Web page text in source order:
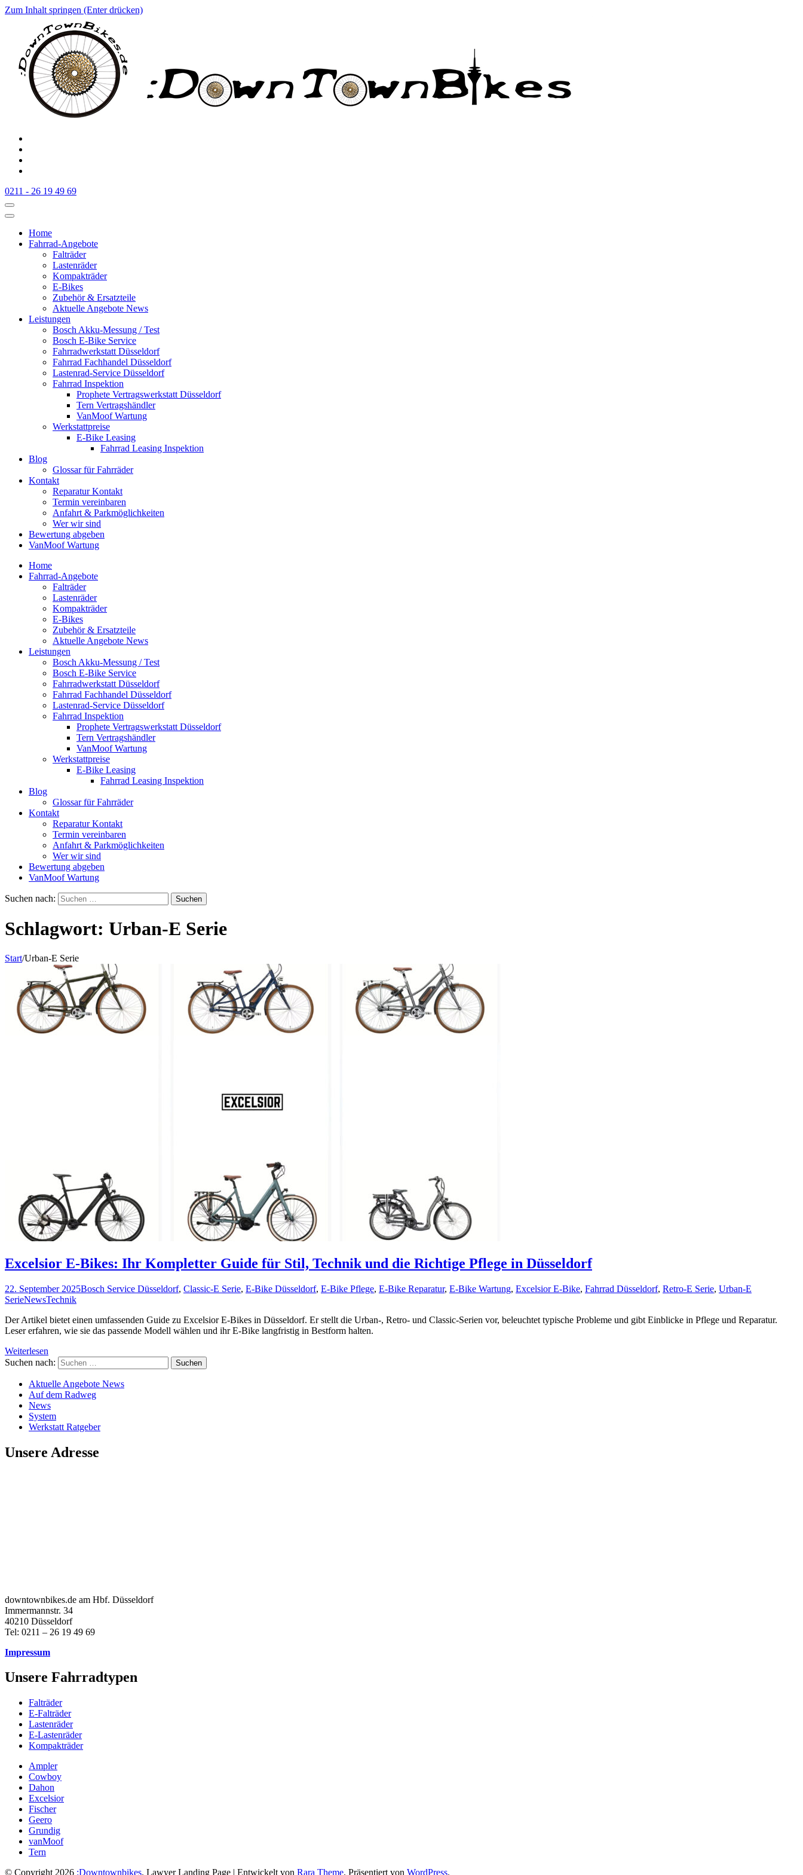
Zum Inhalt springen (Enter drücken)
:Downtownbikes
Der Fahrradladen in Düsseldorf am Hauptbahnhof
0211 - 26 19 49 69
Home
Fahrrad-Angebote
Falträder
Lastenräder
Kompakträder
E-Bikes
Zubehör & Ersatzteile
Aktuelle Angebote News
Leistungen
Bosch Akku-Messung / Test
Bosch E-Bike Service
Fahrradwerkstatt Düsseldorf
Fahrrad Fachhandel Düsseldorf
Lastenrad-Service Düsseldorf
Fahrrad Inspektion
Prophete Vertragswerkstatt Düsseldorf
Tern Vertragshändler
VanMoof Wartung
Werkstattpreise
E-Bike Leasing
Fahrrad Leasing Inspektion
Blog
Glossar für Fahrräder
Kontakt
Reparatur Kontakt
Termin vereinbaren
Anfahrt & Parkmöglichkeiten
Wer wir sind
Bewertung abgeben
VanMoof Wartung
Home
Fahrrad-Angebote
Falträder
Lastenräder
Kompakträder
E-Bikes
Zubehör & Ersatzteile
Aktuelle Angebote News
Leistungen
Bosch Akku-Messung / Test
Bosch E-Bike Service
Fahrradwerkstatt Düsseldorf
Fahrrad Fachhandel Düsseldorf
Lastenrad-Service Düsseldorf
Fahrrad Inspektion
Prophete Vertragswerkstatt Düsseldorf
Tern Vertragshändler
VanMoof Wartung
Werkstattpreise
E-Bike Leasing
Fahrrad Leasing Inspektion
Blog
Glossar für Fahrräder
Kontakt
Reparatur Kontakt
Termin vereinbaren
Anfahrt & Parkmöglichkeiten
Wer wir sind
Bewertung abgeben
VanMoof Wartung
Suchen nach:
Schlagwort: Urban-E Serie
Start/Urban-E Serie
Excelsior E-Bikes: Ihr Kompletter Guide für Stil, Technik und die Richtige Pflege in Düsseldorf
22. September 2025Bosch Service Düsseldorf, Classic-E Serie, E-Bike Düsseldorf, E-Bike Pflege, E-Bike Reparatur, E-Bike Wartung, Excelsior E-Bike, Fahrrad Düsseldorf, Retro-E Serie, Urban-E
SerieNewsTechnik
Der Artikel bietet einen umfassenden Guide zu Excelsior E-Bikes in Düsseldorf. Er stellt die Urban-, Retro- und Classic-Serien vor, beleuchtet typische Probleme und gibt Einblicke in Pflege und Reparatur.
Leser erfahren, wie sie das passende Modell wählen und ihr E-Bike langfristig in Bestform halten.
Weiterlesen
Suchen nach:
Aktuelle Angebote News
Auf dem Radweg
News
System
Werkstatt Ratgeber
Unsere Adresse
downtownbikes.de am Hbf. Düsseldorf
Immermannstr. 34
40210 Düsseldorf
Tel: 0211 – 26 19 49 69
Impressum
Unsere Fahrradtypen
Falträder
E-Falträder
Lastenräder
E-Lastenräder
Kompakträder
Ampler
Cowboy
Dahon
Excelsior
Fischer
Geero
Grundig
vanMoof
Tern
© Copyright 2026 :Downtownbikes. Lawyer Landing Page | Entwickelt von Rara Theme. Präsentiert von WordPress.